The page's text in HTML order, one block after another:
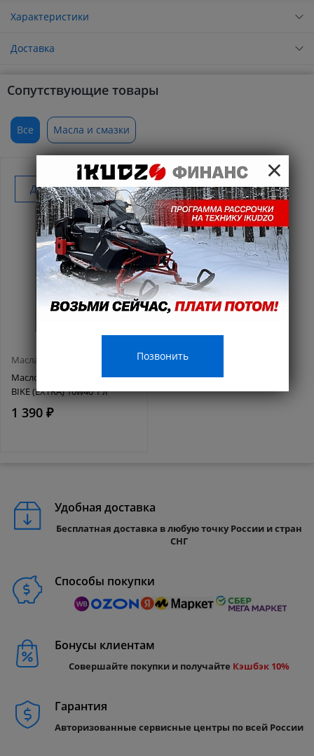
Характеристики
Доставка
Сопутствующие товары
Все Масла и смазки
Добавить к покупке
Масла и смазки
Масло MISHIMO 4T ROAD
BIKE (EXTRA) 10w40 1 л
1 390 ₽
Удобная доставка
Бесплатная доставка в любую точку России и стран
СНГ
Способы покупки
Бонусы клиентам
Совершайте покупки и получайте Кэшбэк 10%
Гарантия
Авторизованные сервисные центры по всей России
×
Позвонить